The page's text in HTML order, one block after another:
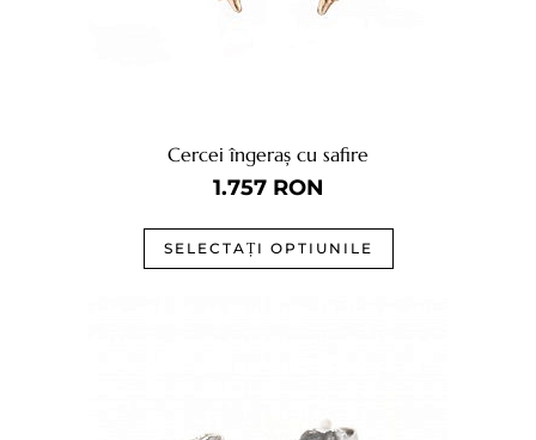
Cercei îngeraș cu safire
1.757RON
SELECTAȚI OPTIUNILE